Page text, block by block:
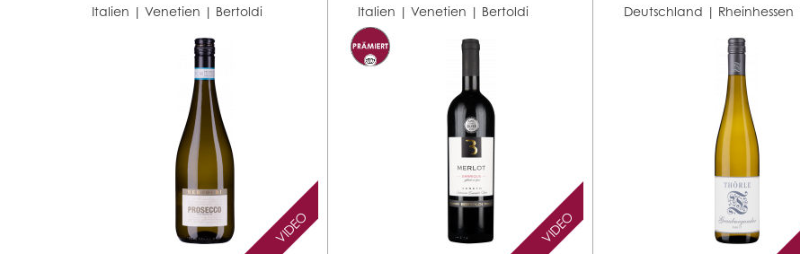
Italien | Venetien | Bertoldi
VIDEO
Italien | Venetien | Bertoldi
VIDEO
Deutschland |